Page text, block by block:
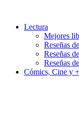
Lectura
Mejores
Reseñas
Reseñas
Reseñas
Cómics, Cine y